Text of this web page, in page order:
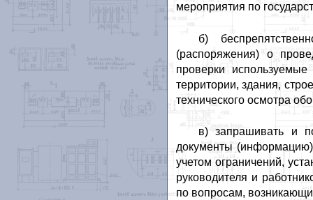
мероприятия по
б)
(распоряжения) о
проверки
территории, здания,
технического осмотра
в) запрашивать и
документы
учетом ограничений,
руководителя и
по вопросам,